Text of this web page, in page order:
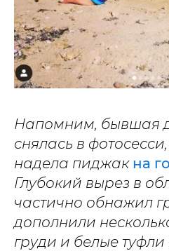
Напомним, бывшая
снялась в
надела пиджакна
Глубокий вырез в
частично обнажил
дополнили
груди и белые